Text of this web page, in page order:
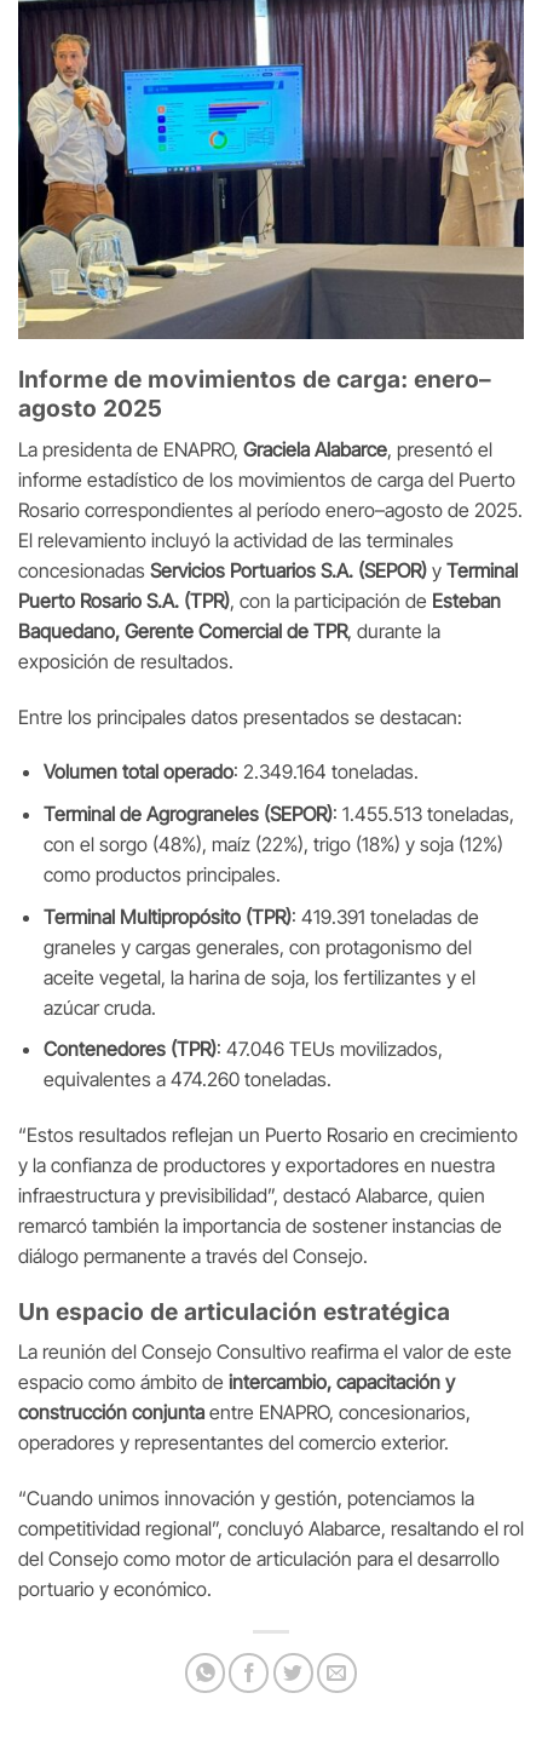
Informe de movimientos de carga: enero–
agosto 2025
La presidenta de ENAPRO, Graciela Alabarce, presentó el
informe estadístico de los movimientos de carga del Puerto
Rosario correspondientes al período enero–agosto de 2025.
El relevamiento incluyó la actividad de las terminales
concesionadas Servicios Portuarios S.A. (SEPOR) y Terminal
Puerto Rosario S.A. (TPR), con la participación de Esteban
Baquedano, Gerente Comercial de TPR, durante la
exposición de resultados.
Entre los principales datos presentados se destacan:
Volumen total operado: 2.349.164 toneladas.
Terminal de Agrograneles (SEPOR): 1.455.513 toneladas,
con el sorgo (48%), maíz (22%), trigo (18%) y soja (12%)
como productos principales.
Terminal Multipropósito (TPR): 419.391 toneladas de
graneles y cargas generales, con protagonismo del
aceite vegetal, la harina de soja, los fertilizantes y el
azúcar cruda.
Contenedores (TPR): 47.046 TEUs movilizados,
equivalentes a 474.260 toneladas.
“Estos resultados reflejan un Puerto Rosario en crecimiento
y la confianza de productores y exportadores en nuestra
infraestructura y previsibilidad”, destacó Alabarce, quien
remarcó también la importancia de sostener instancias de
diálogo permanente a través del Consejo.
Un espacio de articulación estratégica
La reunión del Consejo Consultivo reafirma el valor de este
espacio como ámbito de intercambio, capacitación y
construcción conjunta entre ENAPRO, concesionarios,
operadores y representantes del comercio exterior.
“Cuando unimos innovación y gestión, potenciamos la
competitividad regional”, concluyó Alabarce, resaltando el rol
del Consejo como motor de articulación para el desarrollo
portuario y económico.